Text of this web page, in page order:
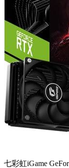
七彩虹iGame